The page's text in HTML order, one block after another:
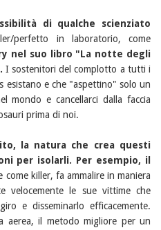
di qualche scienziato
perfetto in laboratorio, come
nel suo libro "La notte degli
I sostenitori del complotto a tutti i
esistano e che "aspettino" solo un
mondo e cancellarci dalla faccia
prima di noi.
la natura che crea questi
per isolarli. Per esempio, il
come killer, fa ammalire in maniera
velocemente le sue vittime che
e disseminarlo efficacemente.
aerea, il metodo migliore per un